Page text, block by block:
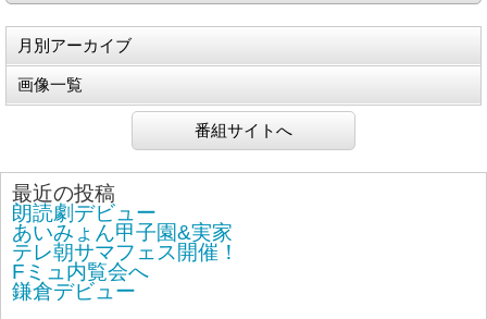
月別アーカイブ
画像一覧
番組サイトへ
最近の投稿
朗読劇デビュー
あいみょん甲子園&実家
テレ朝サマフェス開催！
Fミュ内覧会へ
鎌倉デビュー